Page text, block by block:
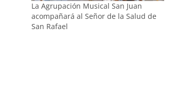
La Agrupación Musical San Juan
acompañará al Señor de la Salud de
San Rafael